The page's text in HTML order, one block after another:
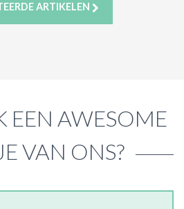
ARTIKELEN
EEN AWESOME
VAN ONS?